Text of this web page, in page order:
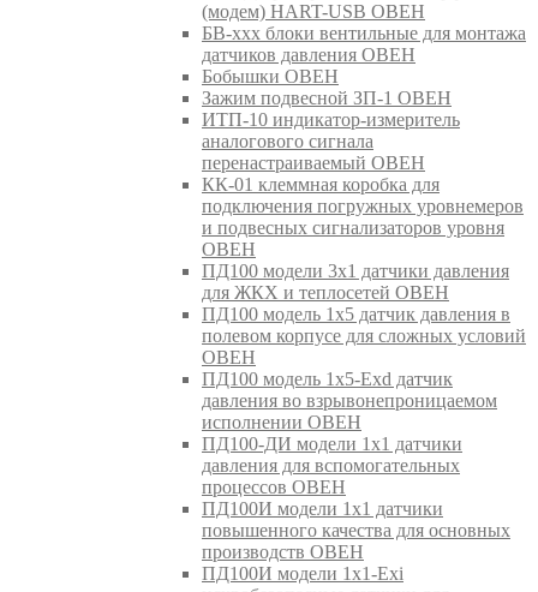
(модем) HART-USB ОВЕН
БВ-ххх блоки вентильные для монтажа
датчиков давления ОВЕН
Бобышки ОВЕН
Зажим подвесной ЗП-1 ОВЕН
ИТП-10 индикатор-измеритель
аналогового сигнала
перенастраиваемый ОВЕН
КК-01 клеммная коробка для
подключения погружных уровнемеров
и подвесных сигнализаторов уровня
ОВЕН
ПД100 модели 3х1 датчики давления
для ЖКХ и теплосетей ОВЕН
ПД100 модель 1х5 датчик давления в
полевом корпусе для сложных условий
ОВЕН
ПД100 модель 1х5-Exd датчик
давления во взрывонепроницаемом
исполнении ОВЕН
ПД100-ДИ модели 1х1 датчики
давления для вспомогательных
процессов ОВЕН
ПД100И модели 1х1 датчики
повышенного качества для основных
производств ОВЕН
ПД100И модели 1х1-Exi